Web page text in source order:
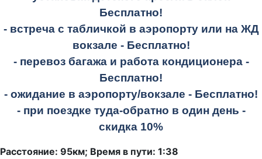
Бесплатно!
- встреча с табличкой в аэропорту или на ЖД
вокзале - Бесплатно!
- перевоз багажа и работа кондиционера -
Бесплатно!
- ожидание в аэропорту/вокзале - Бесплатно!
- при поездке туда-обратно в один день -
скидка 10%
Расстояние: 95км; Время в пути: 1:38